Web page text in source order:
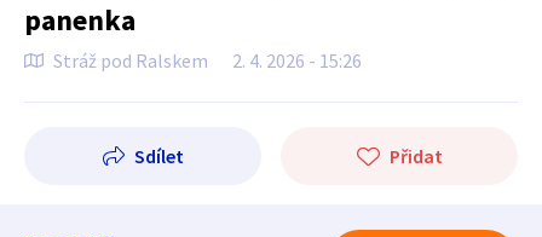
panenka
Stráž pod Ralskem 2. 4. 2026 - 15:26
Sdílet Přidat